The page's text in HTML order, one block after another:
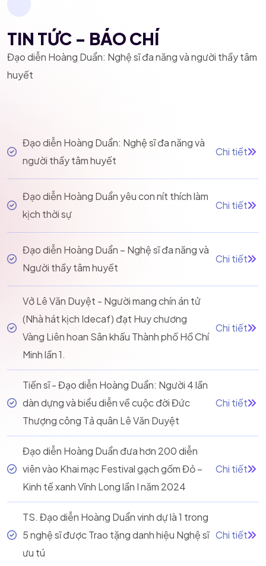
TIN TỨC - BÁO CHÍ
Đạo diễn Hoàng Duẩn: Nghệ sĩ đa năng và người thầy tâm
huyết
Đạo diễn Hoàng Duẩn: Nghệ sĩ đa năng và
người thầy tâm huyết
Chi tiết
Đạo diễn Hoàng Duẩn yêu con nít thích làm
kịch thời sự
Chi tiết
Đạo diễn Hoàng Duẩn – Nghệ sĩ đa năng và
Người thầy tâm huyết
Chi tiết
Vở Lê Văn Duyệt - Người mang chín án tử
(Nhà hát kịch Idecaf) đạt Huy chương
Vàng Liên hoan Sân khấu Thành phố Hồ Chí
Minh lần 1.
Chi tiết
Tiến sĩ - Đạo diễn Hoàng Duẩn: Người 4 lần
dàn dựng và biểu diễn về cuộc đời Đức
Thượng công Tả quân Lê Văn Duyệt
Chi tiết
Đạo diễn Hoàng Duẩn đưa hơn 200 diễn
viên vào Khai mạc Festival gạch gốm Đỏ –
Kinh tế xanh Vĩnh Long lần I năm 2024
Chi tiết
TS. Đạo diễn Hoàng Duẩn vinh dự là 1 trong
5 nghệ sĩ được Trao tặng danh hiệu Nghệ sĩ
ưu tú
Chi tiết